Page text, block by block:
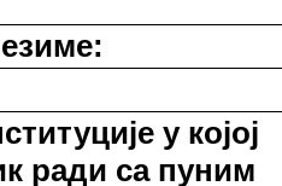
у којој
ради са пуним